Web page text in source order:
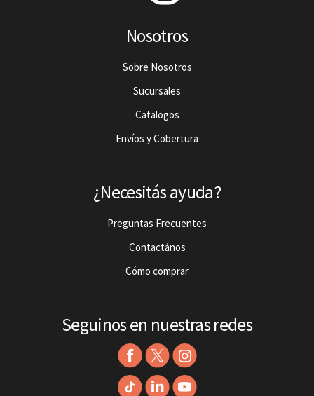
Nosotros
Sobre Nosotros
Sucursales
Catalogos
Envíos y Cobertura
¿Necesitás ayuda?
Preguntas Frecuentes
Contactános
Cómo comprar
Seguinos en nuestras redes